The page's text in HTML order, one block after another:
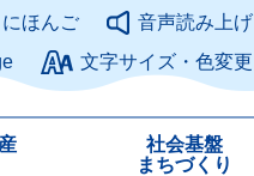
ページの本文へ
ほんご
音声読み上げ
文字サイズ・色変更
社会基盤
まちづくり